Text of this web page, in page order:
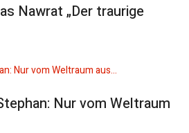
Nawrat „Der traurige
Nur vom Weltraum